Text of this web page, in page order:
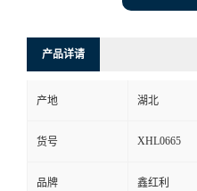
产品详请
产地 湖北
货号 XHL0665
品牌 鑫红利